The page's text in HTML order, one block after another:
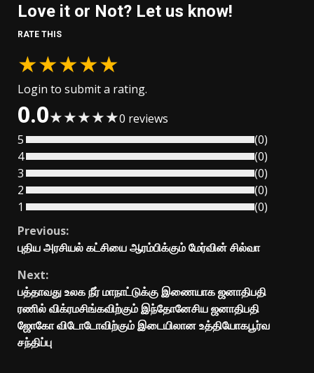
Love it or Not? Let us know!
RATE THIS
★★★★★
Login to submit a rating.
0.0★★★★★0 reviews
5
(0)
4
(0)
3
(0)
2
(0)
1
(0)
Continue
Reading
Previous:
புதிய அரசியல் கட்சியை ஆரம்பிக்கும் மேர்வின் சில்வா
Next:
பத்தாவது உலக நீர் மாநாட்டுக்கு இணையாக ஜனாதிபதி
ரணில் விக்ரமசிங்கவிற்கும் இந்தோனேசிய ஜனாதிபதி
ஜோகோ விடோடோவிற்கும் இடையிலான உத்தியோகபூர்வ
சந்திப்பு